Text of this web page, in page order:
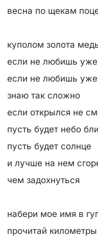
весна по щекам
куполом золота
если не любишь уже
если не любишь уже
знаю так сложно
если открылся не
пусть будет небо
пусть будет солнце
и лучше на нем
чем задохнуться
набери мое имя в
прочитай